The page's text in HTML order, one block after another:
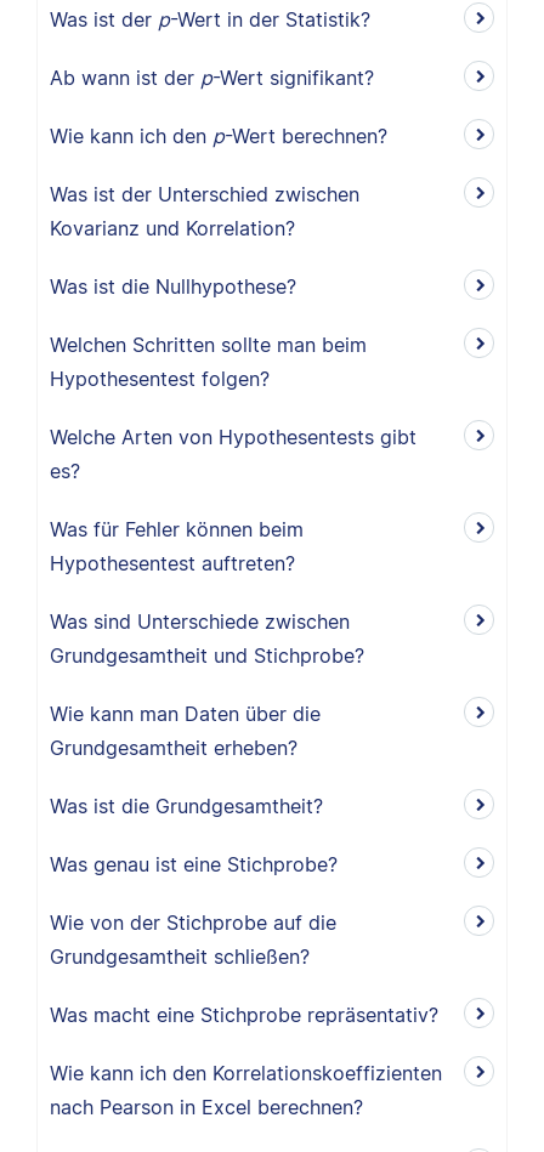
Was ist der p-Wert in der Statistik?
Ab wann ist der p-Wert signifikant?
Wie kann ich den p-Wert berechnen?
Was ist der Unterschied zwischen
Kovarianz und Korrelation?
Was ist die Nullhypothese?
Welchen Schritten sollte man beim
Hypothesentest folgen?
Welche Arten von Hypothesentests gibt
es?
Was für Fehler können beim
Hypothesentest auftreten?
Was sind Unterschiede zwischen
Grundgesamtheit und Stichprobe?
Wie kann man Daten über die
Grundgesamtheit erheben?
Was ist die Grundgesamtheit?
Was genau ist eine Stichprobe?
Wie von der Stichprobe auf die
Grundgesamtheit schließen?
Was macht eine Stichprobe repräsentativ?
Wie kann ich den Korrelationskoeffizienten
nach Pearson in Excel berechnen?